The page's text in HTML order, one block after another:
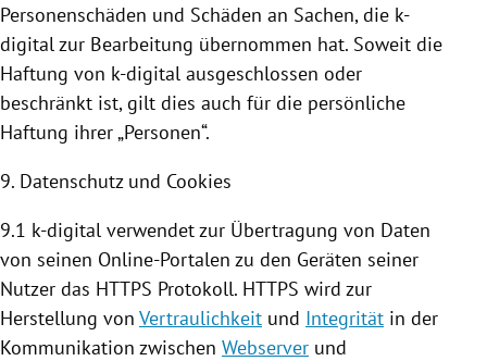
Personenschäden und Schäden an Sachen, die k-
digital zur Bearbeitung übernommen hat. Soweit die
Haftung von k-digital ausgeschlossen oder
beschränkt ist, gilt dies auch für die persönliche
Haftung ihrer „Personen“.
9. Datenschutz und Cookies
9.1 k-digital verwendet zur Übertragung von Daten
von seinen Online-Portalen zu den Geräten seiner
Nutzer das HTTPS Protokoll. HTTPS wird zur
Herstellung von Vertraulichkeit und Integrität in der
Kommunikation zwischen Webserver und